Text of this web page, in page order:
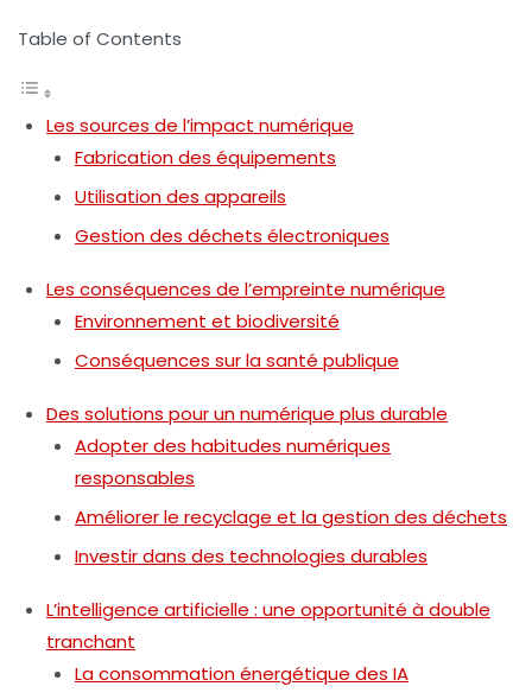
Table of Contents
Les sources de l’impact numérique
Fabrication des équipements
Utilisation des appareils
Gestion des déchets électroniques
Les conséquences de l’empreinte numérique
Environnement et biodiversité
Conséquences sur la santé publique
Des solutions pour un numérique plus durable
Adopter des habitudes numériques
responsables
Améliorer le recyclage et la gestion des déchets
Investir dans des technologies durables
L’intelligence artificielle : une opportunité à double
tranchant
La consommation énergétique des IA